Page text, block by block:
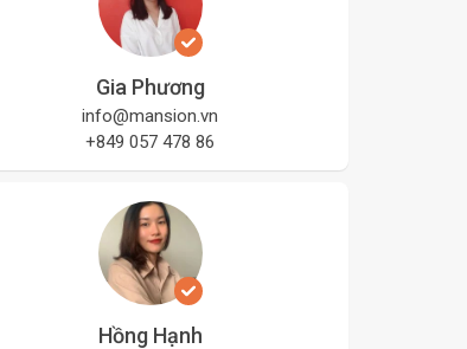
Gia Phương
info@mansion.vn
+849 057 478 86
Hồng Hạnh